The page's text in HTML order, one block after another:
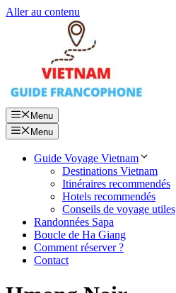
Aller au contenu
Menu
Menu
Guide Voyage Vietnam
Destinations Vietnam
Itinéraires recommendés
Hotels recommendés
Conseils de voyage utiles
Randonnées Sapa
Boucle de Ha Giang
Comment réserver ?
Contact